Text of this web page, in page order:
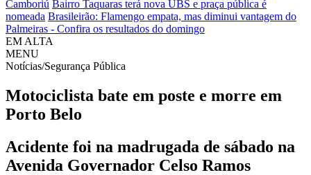
Camboriú Bairro Taquaras terá nova UBS e praça pública é
nomeada Brasileirão: Flamengo empata, mas diminui vantagem do
Palmeiras - Confira os resultados do domingo
EM ALTA
MENU
Notícias/Segurança Pública
Motociclista bate em poste e morre em
Porto Belo
Acidente foi na madrugada de sábado na
Avenida Governador Celso Ramos